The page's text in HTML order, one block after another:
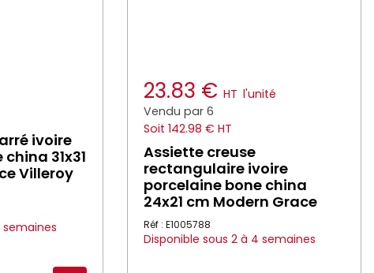
ivoire
31x31
Villeroy
semaines
23.83 € HT l'unité
Vendu par 6
Soit 142.98 € HT
Assiette creuse
rectangulaire ivoire
porcelaine bone china
24x21 cm Modern Grace
Réf : E1005788
Disponible sous 2 à 4 semaines